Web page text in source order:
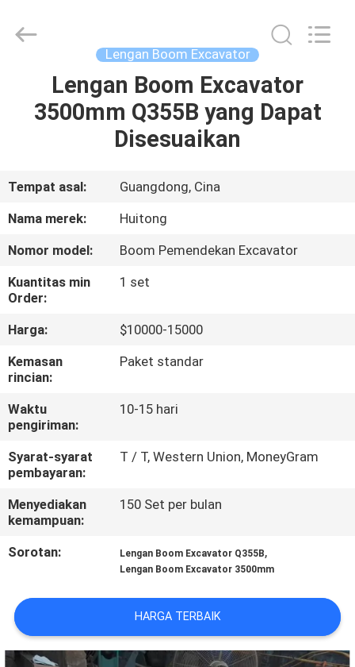
RUMAH
PERTUNJUKAN
VR
TENTANG
KAMI
TUR
PABRIK
KONTROL
KUALITAS
BERITA
MINTA
PETA
SITUS
Lengan Boom Excavator
Lengan Boom Excavator
3500mm Q355B yang Dapat
Disesuaikan
Tempat asal:
Guangdong, Cina
Nama merek:
Huitong
Nomor model:
Boom Pemendekan Excavator
Kuantitas min
Order:
1 set
Harga:
$10000-15000
Kemasan
rincian:
Paket standar
Waktu
pengiriman:
10-15 hari
Syarat-syarat
pembayaran:
T / T, Western Union, MoneyGram
Menyediakan
kemampuan:
150 Set per bulan
Sorotan: Lengan Boom Excavator Q355B,
Lengan Boom Excavator 3500mm
HARGA TERBAIK